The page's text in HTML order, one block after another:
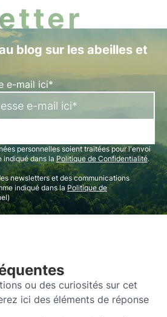
blog sur les abeilles et
e-mail ici*
personnelles soient traitées pour l'envoi
indiqué dans la Politique de Confidentialité.
newsletters et des communications
indiqué dans la Politique de
ou des curiosités sur cet
ici des éléments de réponse